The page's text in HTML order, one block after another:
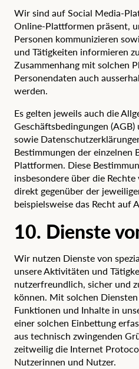
Wir sind auf Social Media-
Online-Plattformen präsent,
Personen kommunizieren
und Tätigkeiten informieren
Zusammenhang mit solchen
Personendaten auch
werden.
Es gelten jeweils auch die
Geschäftsbedingungen
sowie
Bestimmungen der einzelnen
Plattformen. Diese
insbesondere über die
direkt gegenüber der
beispielsweise das Recht auf
10. Dienste
Wir nutzen Dienste von
unsere Aktivitäten und
nutzerfreundlich, sicher und
können. Mit solchen
Funktionen und Inhalte in
einer solchen Einbettung
aus technisch zwingenden
zeitweilig die Internet
Nutzerinnen und Nutzer.